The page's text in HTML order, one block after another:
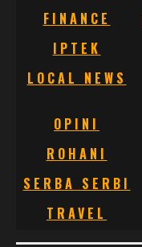
FINANCE
IPTEK
LOCAL NEWS
OPINI
ROHANI
SERBA SERBI
TRAVEL